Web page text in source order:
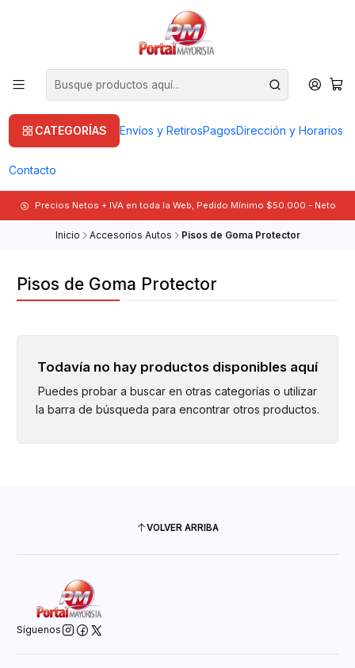
CATEGORÍAS Envíos y RetirosPagosDirección y Horarios
Contacto
Precios Netos + IVA en toda la Web, Pedido Mínimo $50.000.- Neto
Inicio Accesorios Autos Pisos de Goma Protector
Pisos de Goma Protector
Todavía no hay productos disponibles aquí
Puedes probar a buscar en otras categorías o utilizar
la barra de búsqueda para encontrar otros productos.
VOLVER ARRIBA
Síguenos